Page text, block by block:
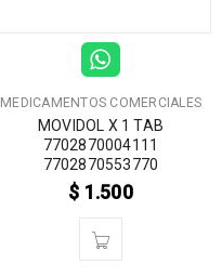
MEDICAMENTOS COMERCIALES
MOVIDOL X 1 TAB
7702870004111
7702870553770
$ 1.500